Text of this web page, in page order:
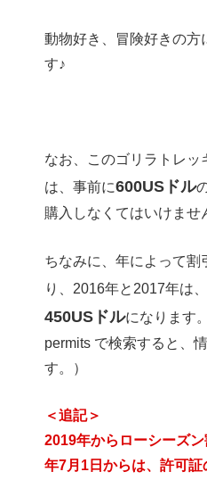
動物好き、冒険好きの方
す♪
なお、このゴリラトレッ
は、事前に600USドル
購入しなくてはいけませ
ちなみに、年によって割
り、2016年と2017年は、
450USドルになります
permits で検索すると、
す。）
＜追記＞
2019年からローシーズ
年7月1日からは、許可